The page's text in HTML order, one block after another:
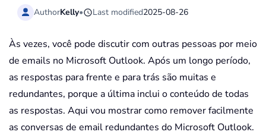
AuthorKelly• Last modified2025-08-26
Às vezes, você pode discutir com outras pessoas por meio
de emails no Microsoft Outlook. Após um longo período,
as respostas para frente e para trás são muitas e
redundantes, porque a última inclui o conteúdo de todas
as respostas. Aqui vou mostrar como remover facilmente
as conversas de email redundantes do Microsoft Outlook.